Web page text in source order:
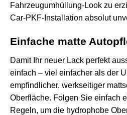
Fahrzeugumhüllung-Look zu
Car-PKF-Installation absolut
Einfache matte
Damit Ihr neuer Lack perfekt
einfach – viel einfacher als der
empfindlicher, werkseitiger
Oberfläche. Folgen Sie einfach
Regeln, um die hydrophobe